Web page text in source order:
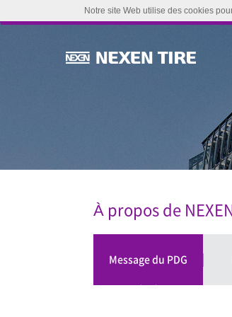
Notre site Web utilise des cookies
À propos de
Message du PDG